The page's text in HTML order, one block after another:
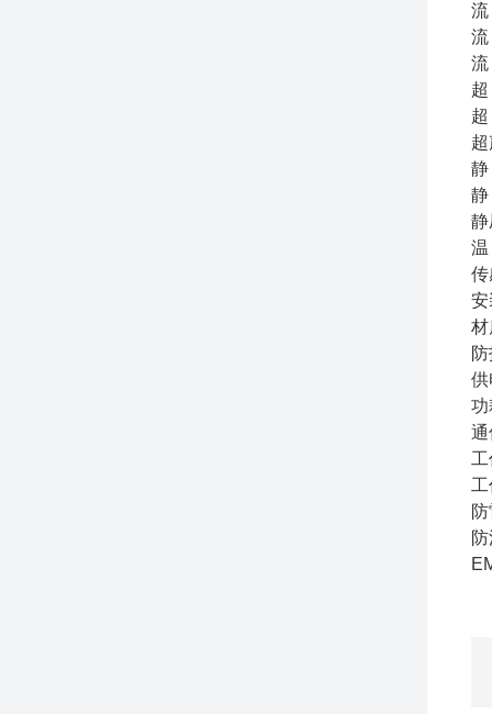
流
流
流
静
静
静
传
安
材
供
功
通